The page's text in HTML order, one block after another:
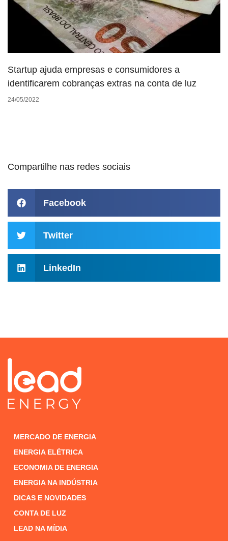
Startup ajuda empresas e consumidores a
identificarem cobranças extras na conta de luz
24/05/2022
Compartilhe nas redes sociais
Facebook
Twitter
LinkedIn
MERCADO DE ENERGIA
ENERGIA ELÉTRICA
ECONOMIA DE ENERGIA
ENERGIA NA INDÚSTRIA
DICAS E NOVIDADES
CONTA DE LUZ
LEAD NA MÍDIA